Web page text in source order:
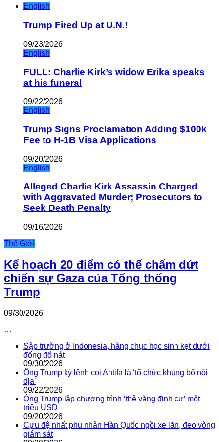
English
Trump Fired Up at U.N.!
09/23/2026
English
FULL: Charlie Kirk’s widow Erika speaks
at his funeral
09/22/2026
English
Trump Signs Proclamation Adding $100k
Fee to H-1B Visa Applications
09/20/2026
English
Alleged Charlie Kirk Assassin Charged
with Aggravated Murder; Prosecutors to
Seek Death Penalty
09/16/2026
Thế Giới
Kế hoạch 20 điểm có thể chấm dứt
chiến sự Gaza của Tổng thống
Trump
09/30/2026
…
Sập trường ở Indonesia, hàng chục học sinh kẹt dưới
đống đổ nát
09/30/2026
Ông Trump ký lệnh coi Antifa là ‘tổ chức khủng bố nội
địa’
09/22/2026
Ông Trump lập chương trình ‘thẻ vàng định cư’ một
triệu USD
09/20/2026
Cựu đệ nhất phu nhân Hàn Quốc ngồi xe lăn, đeo vòng
giám sát